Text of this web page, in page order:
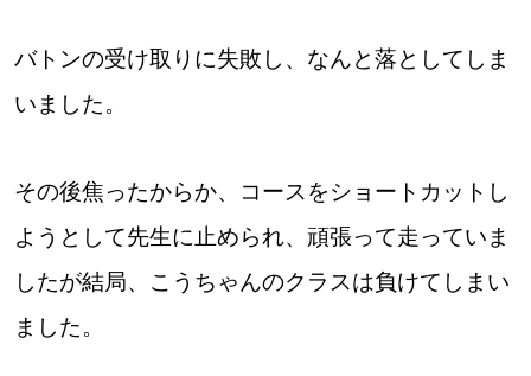
バトンの受け取りに失敗し、なんと落としてしま
いました。
その後焦ったからか、コースをショートカットし
ようとして先生に止められ、頑張って走っていま
したが結局、こうちゃんのクラスは負けてしまい
ました。